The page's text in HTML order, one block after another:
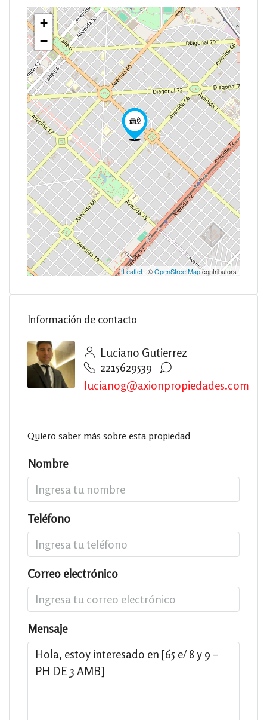
+
−
Leaflet | ©OpenStreetMapcontributors
Información de contacto
Luciano Gutierrez
2215629539
lucianog@axionpropiedades.com
Quiero saber más sobre esta propiedad
Nombre
Teléfono
Correo electrónico
Mensaje